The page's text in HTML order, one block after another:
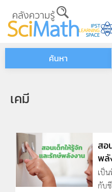
Skip to main content
ค้นหา
เคมี
สอ
พลั
เป็
กับ